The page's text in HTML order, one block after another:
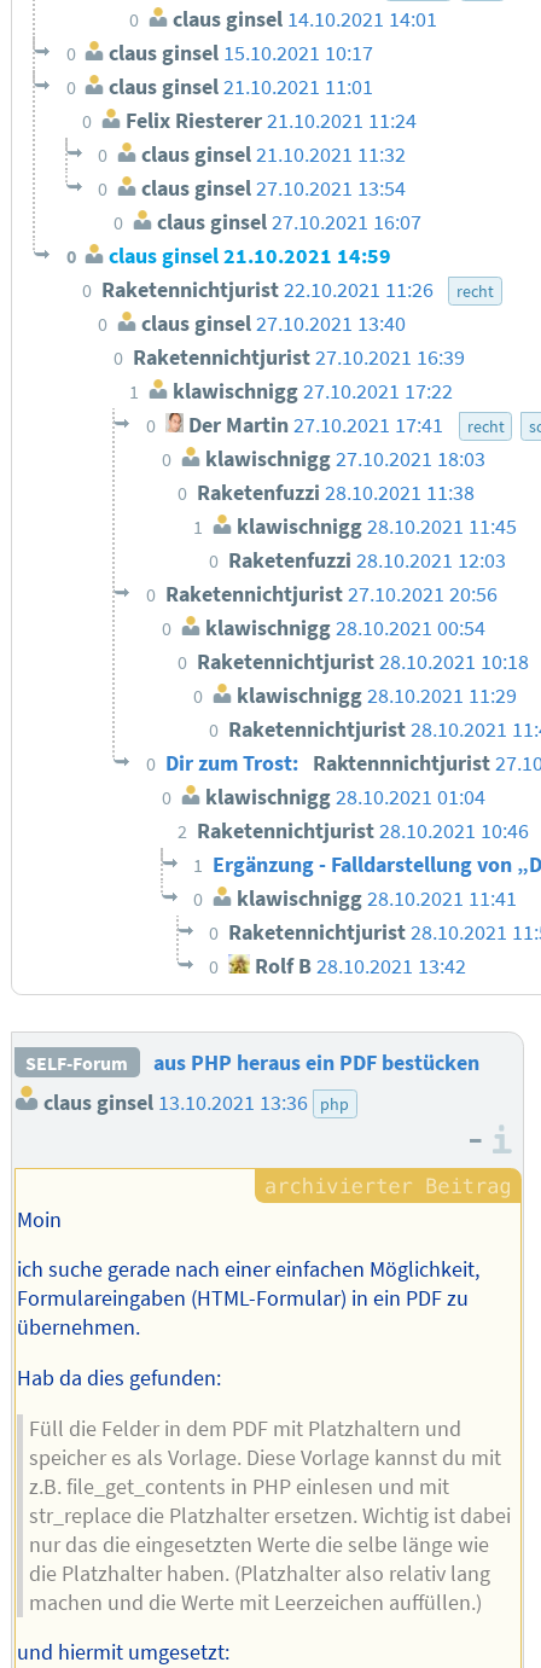
0 claus ginsel 14.10.2021 14:01
0 claus ginsel 15.10.2021 10:17
0 claus ginsel21.10.2021 11:01
0 Felix Riesterer 21.10.2021 11:24
0 claus ginsel21.10.2021 11:32
0 claus ginsel27.10.2021 13:54
0 claus ginsel27.10.2021 16:07
0 claus ginsel21.10.2021 14:59
0 Raketennichtjurist22.10.2021 11:26 recht
0 claus ginsel27.10.2021 13:40
0 Raketennichtjurist27.10.2021 16:39
1 klawischnigg27.10.2021 17:22
0 Der Martin27.10.2021 17:41 recht
0 klawischnigg 27.10.2021 18:03
0 Raketenfuzzi 28.10.2021 11:38
1 klawischnigg28.10.2021 11:45
0 Raketenfuzzi28.10.2021 12:03
0 Raketennichtjurist27.10.2021 20:56
0 klawischnigg 28.10.2021 00:54
0 Raketennichtjurist28.10.2021 10:18
0 klawischnigg28.10.2021 11:29
0 Raketennichtjurist28.10.2021
0 Dir zum Trost: Raktennnichtjurist
0 klawischnigg 28.10.2021 01:04
2 Raketennichtjurist28.10.2021 10:46
1 Ergänzung - Falldarstellung von
0 klawischnigg28.10.2021 11:41
0 Raketennichtjurist28.10.2021
0 Rolf B28.10.2021 13:42
SELF-Forum
aus PHP heraus ein PDF bestücken
claus ginsel 13.10.2021 13:36 php
–
Moin
ich suche gerade nach einer einfachen Möglichkeit,
Formulareingaben (HTML-Formular) in ein PDF zu
übernehmen.
Hab da dies gefunden:
Füll die Felder in dem PDF mit Platzhaltern und
speicher es als Vorlage. Diese Vorlage kannst du mit
z.B. file_get_contents in PHP einlesen und mit
str_replace die Platzhalter ersetzen. Wichtig ist dabei
nur das die eingesetzten Werte die selbe länge wie
die Platzhalter haben. (Platzhalter also relativ lang
machen und die Werte mit Leerzeichen auffüllen.)
und hiermit umgesetzt: